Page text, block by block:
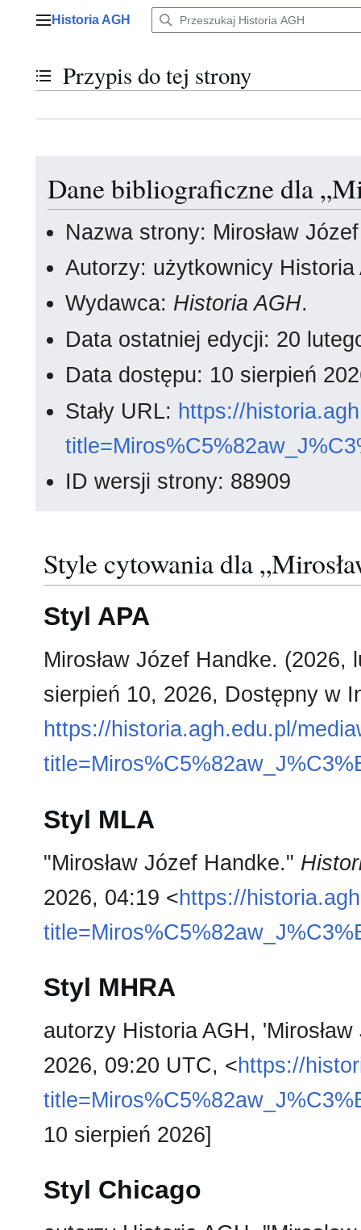
Menu główne
Historia AGH
Przełącz stan spisu treści
Przypis do tej strony
Dane bibliograficzne dla
Nazwa strony: Mirosław
Autorzy: użytkownicy Historia
Wydawca: Historia AGH.
Data ostatniej edycji: 20
Data dostępu: 10 sierpień
Stały URL: https://
ID wersji strony: 88909
Style cytowania dla
Styl APA
Mirosław Józef Handke. (2026,
sierpień 10, 2026, Dostępny w
https://historia.agh.edu.pl/
Styl MLA
"Mirosław Józef Handke."
2026, 04:19 <https://
Styl MHRA
autorzy Historia AGH,
2026, 09:20 UTC, <https://
10 sierpień 2026]
Styl Chicago